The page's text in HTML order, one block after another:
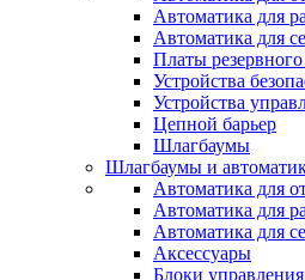
Автоматика для
Автоматика для
Платы
Устройства
Устройства
Цепной барьер
Шлагбаумы
Шлагбаумы и
Автоматика для
Автоматика для
Автоматика для
Аксессуары
Блоки управления